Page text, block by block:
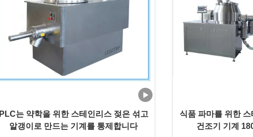
PLC는 약학을 위한 스테인리스 젖은 섞고
알갱이로 만드는 기계를 통제합니다
식품 파마를 위한
건조기 기계